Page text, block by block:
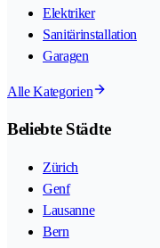
Elektriker
Sanitärinstallation
Garagen
Alle Kategorien
Beliebte Städte
Zürich
Genf
Lausanne
Bern